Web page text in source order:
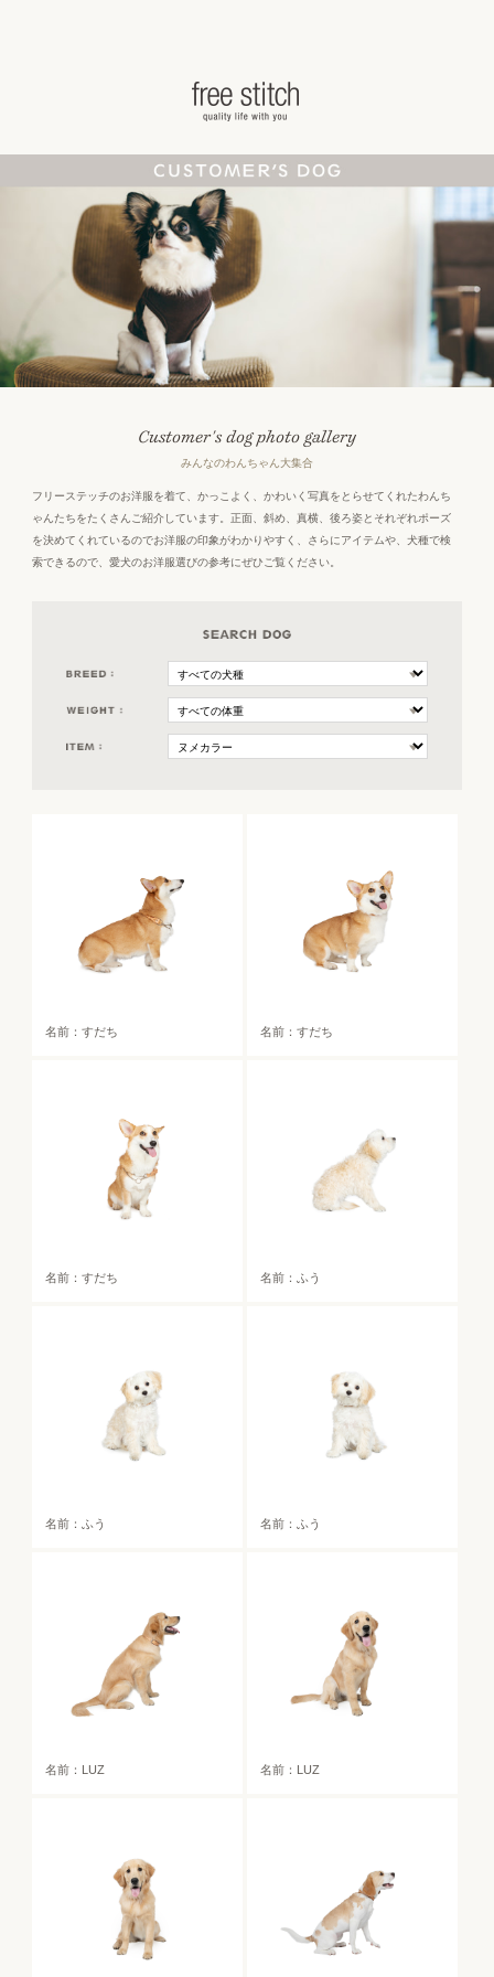
Customer's dog photo gallery
みんなのわんちゃん大集合
フリーステッチのお洋服を着て、かっこよく、かわいく写真をとらせてくれたわんち
ゃんたちをたくさんご紹介しています。正面、斜め、真横、後ろ姿とそれぞれポーズ
を決めてくれているのでお洋服の印象がわかりやすく、さらにアイテムや、犬種で検
索できるので、愛犬のお洋服選びの参考にぜひご覧ください。
名前：すだち 名前：すだち
名前：すだち 名前：ふう
名前：ふう 名前：ふう
名前：LUZ 名前：LUZ